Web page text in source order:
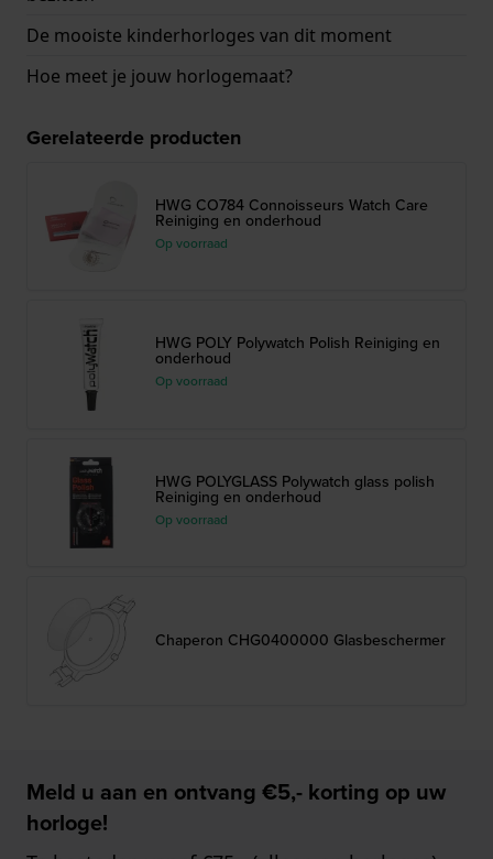
De mooiste kinderhorloges van dit moment
Hoe meet je jouw horlogemaat?
Gerelateerde producten
HWG CO784 Connoisseurs Watch Care
Reiniging en onderhoud
Op voorraad
HWG POLY Polywatch Polish Reiniging en
onderhoud
Op voorraad
HWG POLYGLASS Polywatch glass polish
Reiniging en onderhoud
Op voorraad
Chaperon CHG0400000 Glasbeschermer
Meld u aan en ontvang €5,- korting op uw
horloge!